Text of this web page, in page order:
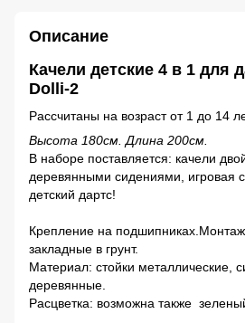
Описание
Качели детские 4 в 1 для
Dolli-2
Рассчитаны на возраст от 1 до 14
Высота 180см. Длина 200см.
В наборе поставляется: качели
деревянными сидениями, игровая
детский дартс!
Крепление на
закладные в грунт.
Материал: стойки металлические,
деревянные.
Расцветка: возможна также